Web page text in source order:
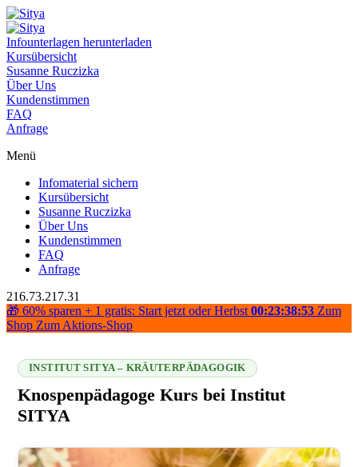
Infounterlagen herunterladen
Kursübersicht
Susanne Ruczizka
Über Uns
Kundenstimmen
FAQ
Anfrage
Menü
Infomaterial sichern
Kursübersicht
Susanne Ruczizka
Über Uns
Kundenstimmen
FAQ
Anfrage
216.73.217.31
🎁 60% sparen + 1 gratis: Start jetzt oder Herbst 00:23:38:53 Zum
Shop Zum Aktions-Shop
INSTITUT SITYA – KRÄUTERPÄDAGOGIK
Knospenpädagoge Kurs bei Institut
SITYA
216.73.217.31 2026-08-07 00:19:59